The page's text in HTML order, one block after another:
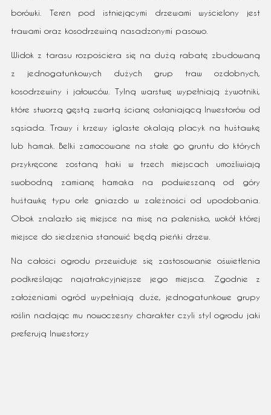
borówki. Teren pod istniejącymi drzewami wyścielony jest
trawami oraz kosodrzewiną nasadzonymi pasowo.
Widok z tarasu rozpościera się na dużą rabatę zbudowaną
z jednogatunkowych dużych grup traw ozdobnych,
kosodrzewiny i jałowców. Tylną warstwę wypełniają żywotniki,
które stworzą gęstą zwartą ścianę osłaniającą Inwestorów od
sąsiada. Trawy i krzewy iglaste okalają placyk na huśtawkę
lub hamak. Belki zamocowane na stałe go gruntu do których
przykręcone zostaną haki w trzech miejscach umożliwiają
swobodną zamianę hamaka na podwieszaną od góry
huśtawkę typu orle gniazdo w zależności od upodobania.
Obok znalazło się miejsce na misę na palenisko, wokół której
miejsce do siedzenia stanowić będą pieńki drzew.
Na całości ogrodu przewiduje się zastosowanie oświetlenia
podkreślając najatrakcyjniejsze jego miejsca. Zgodnie z
założeniami ogród wypełniają duże, jednogatunkowe grupy
roślin nadając mu nowoczesny charakter czyli styl ogrodu jaki
preferują Inwestorzy